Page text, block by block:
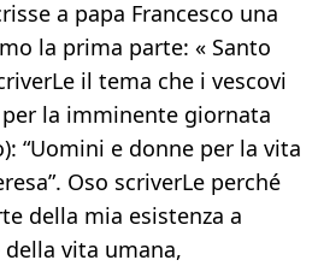
a papa Francesco una
la prima parte: « Santo
il tema che i vescovi
la imminente giornata
“Uomini e donne per la vita
Oso scriverLe perché
della mia esistenza a
vita umana,